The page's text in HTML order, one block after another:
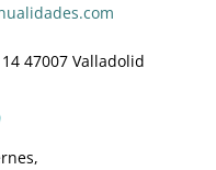
47007 Valladolid